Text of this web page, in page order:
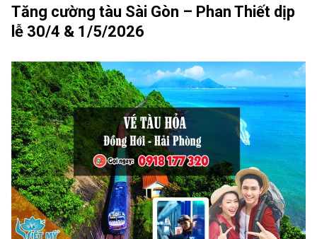
Tăng cường tàu Sài Gòn – Phan Thiết dịp
lễ 30/4 & 1/5/2026